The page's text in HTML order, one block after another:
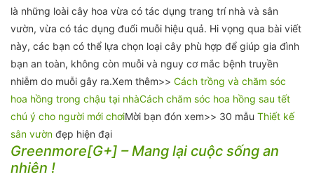
là những loài cây hoa vừa có tác dụng trang trí nhà và sân
vườn, vừa có tác dụng đuổi muỗi hiệu quả. Hi vọng qua bài viết
này, các bạn có thể lựa chọn loại cây phù hợp để giúp gia đình
bạn an toàn, không còn muỗi và nguy cơ mắc bệnh truyền
nhiễm do muỗi gây ra.Xem thêm>> Cách trồng và chăm sóc
hoa hồng trong chậu tại nhàCách chăm sóc hoa hồng sau tết
chú ý cho người mới chơiMời bạn đón xem>> 30 mẫu Thiết kế
sân vườn đẹp hiện đại
Greenmore[G+] – Mang lại cuộc sống an
nhiên !